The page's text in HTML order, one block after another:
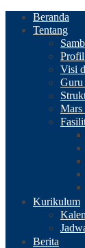
Beranda
Tentang
Visi
Guru
Mars
Kurikulum
Berita